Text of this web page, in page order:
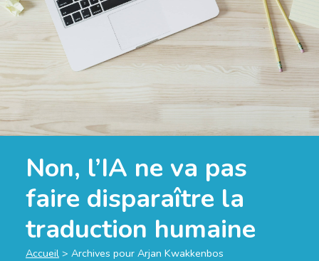
Non, l’IA ne va pas
faire disparaître la
traduction humaine
Accueil > Archives pour Arjan Kwakkenbos